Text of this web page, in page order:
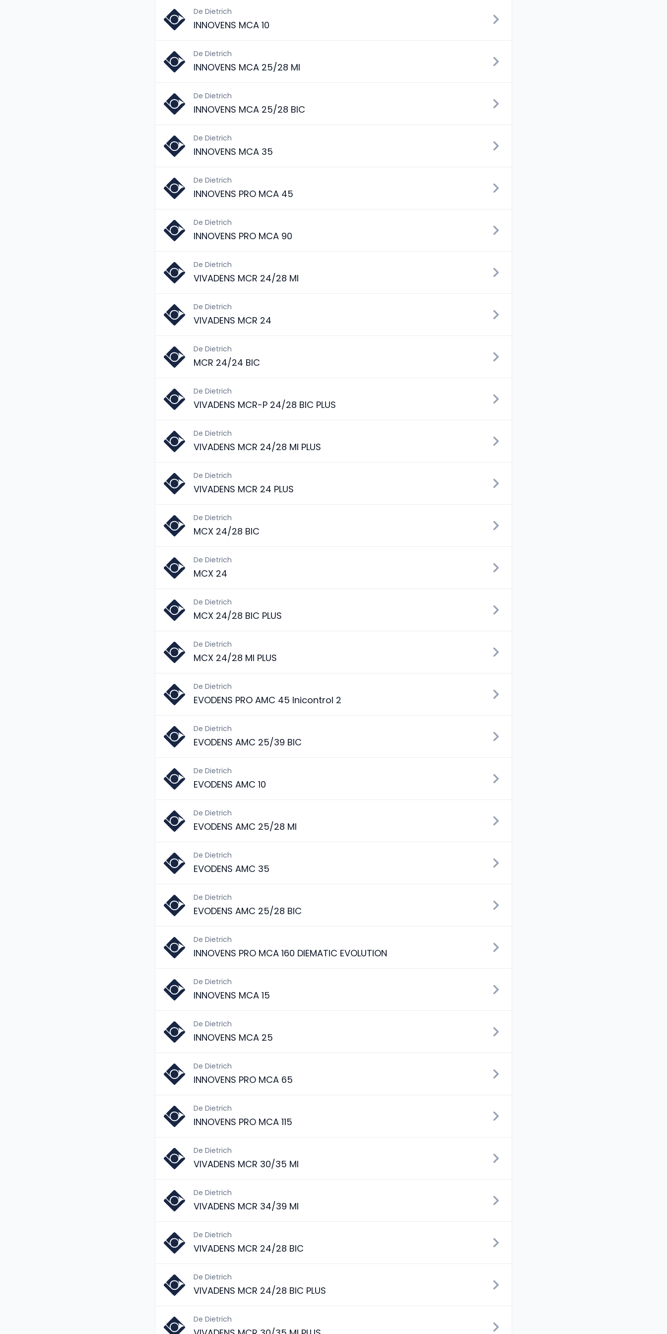
De Dietrich
INNOVENS MCA 10
De Dietrich
INNOVENS MCA 25/28 MI
De Dietrich
INNOVENS MCA 25/28 BIC
De Dietrich
INNOVENS MCA 35
De Dietrich
INNOVENS PRO MCA 45
De Dietrich
INNOVENS PRO MCA 90
De Dietrich
VIVADENS MCR 24/28 MI
De Dietrich
VIVADENS MCR 24
De Dietrich
MCR 24/24 BIC
De Dietrich
VIVADENS MCR-P 24/28 BIC PLUS
De Dietrich
VIVADENS MCR 24/28 MI PLUS
De Dietrich
VIVADENS MCR 24 PLUS
De Dietrich
MCX 24/28 BIC
De Dietrich
MCX 24
De Dietrich
MCX 24/28 BIC PLUS
De Dietrich
MCX 24/28 MI PLUS
De Dietrich
EVODENS PRO AMC 45 Inicontrol 2
De Dietrich
EVODENS AMC 25/39 BIC
De Dietrich
EVODENS AMC 10
De Dietrich
EVODENS AMC 25/28 MI
De Dietrich
EVODENS AMC 35
De Dietrich
EVODENS AMC 25/28 BIC
De Dietrich
INNOVENS PRO MCA 160 DIEMATIC EVOLUTION
De Dietrich
INNOVENS MCA 15
De Dietrich
INNOVENS MCA 25
De Dietrich
INNOVENS PRO MCA 65
De Dietrich
INNOVENS PRO MCA 115
De Dietrich
VIVADENS MCR 30/35 MI
De Dietrich
VIVADENS MCR 34/39 MI
De Dietrich
VIVADENS MCR 24/28 BIC
De Dietrich
VIVADENS MCR 24/28 BIC PLUS
De Dietrich